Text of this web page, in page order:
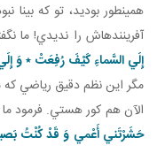
همين طور بوديد، تو که بينا
آفريننده اش را نديدي! ما
إِلَي السَّماءِ كَيْفَ رُفِعَتْ ٭وَ
مگر اين نظم دقيق رياضي که
الآن هم کور هستي. فرمود
حَشَرْتَني‏ أَعْمي‏ وَ قَدْ كُنْتُ